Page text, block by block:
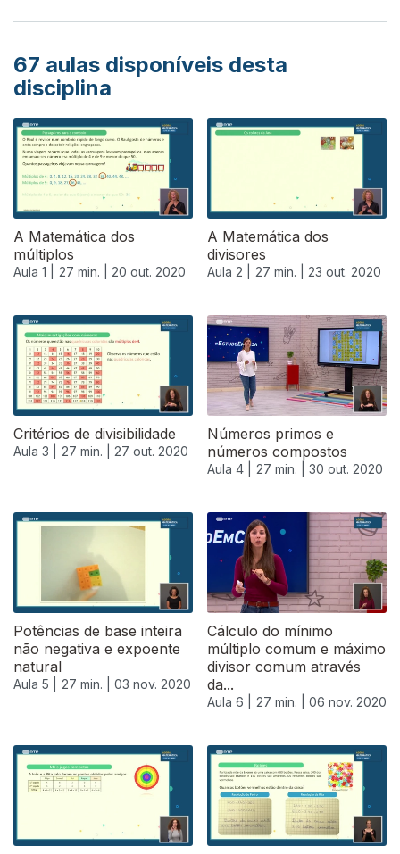
67 aulas disponíveis desta
disciplina
A Matemática dos
múltiplos
Aula 1 | 27 min. | 20 out. 2020
A Matemática dos
divisores
Aula 2 | 27 min. | 23 out. 2020
Critérios de divisibilidade
Aula 3 | 27 min. | 27 out. 2020
Números primos e
números compostos
Aula 4 | 27 min. | 30 out. 2020
Potências de base inteira
não negativa e expoente
natural
Aula 5 | 27 min. | 03 nov. 2020
Cálculo do mínimo
múltiplo comum e máximo
divisor comum através
da...
Aula 6 | 27 min. | 06 nov. 2020